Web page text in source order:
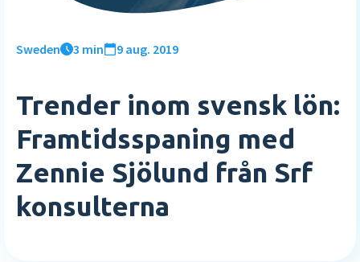
HR workflows
Performance
Mer HR funktioner »
Lön
Tidsregistrering
Academy
Event
Karriär
Partnerskap
Kom i kontakt
Logga in
Sverige
English
Nederlands
Testa gratis
Sweden 3 min 9 aug. 2019
Trender inom svensk lön:
Framtidsspaning med
Zennie Sjölund från Srf
konsulterna